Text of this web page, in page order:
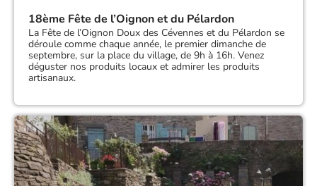
18ème Fête de l’Oignon et du Pélardon
La Fête de l’Oignon Doux des Cévennes et du Pélardon se
déroule comme chaque année, le premier dimanche de
septembre, sur la place du village, de 9h à 16h. Venez
déguster nos produits locaux et admirer les produits
artisanaux.